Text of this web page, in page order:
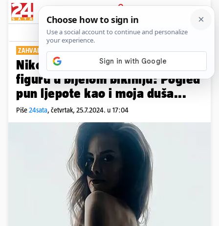
PRIJAVA
Show Komentari
ZAHVALILA SE DOBRIM LJUDIMA
Nikolina Pišek pokazala zavidnu
figuru u bijelom bikiniju: Pogled
pun ljepote kao i moja duša...
Piše24sata, četvrtak, 25.7.2024. u 17:04